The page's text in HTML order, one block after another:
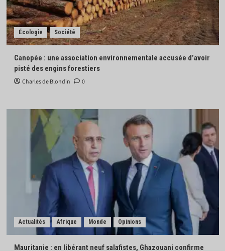
Écologie Société
Canopée : une association environnementale accusée d’avoir
pisté des engins forestiers
Charles de Blondin 0
Actualités Afrique Monde Opinions
Mauritanie : en libérant neuf salafistes, Ghazouani confirme